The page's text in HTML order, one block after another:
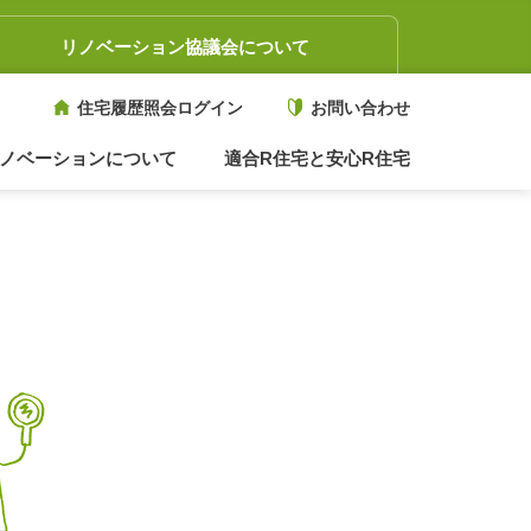
リノベーション協議会について
住宅履歴照会ログイン お問い合わせ
ベーションについて 適合R住宅と安心R住宅